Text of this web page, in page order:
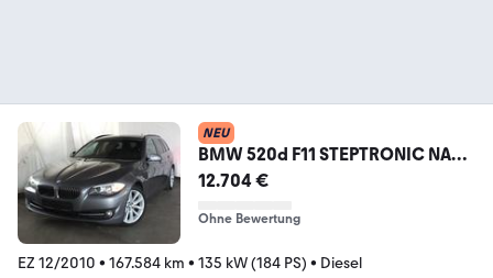
NEU
BMW 520d F11 STEPTRONIC NAVI
XENON PANORAMA LEDER
12.704 €
Ohne Bewertung
EZ 12/2010 • 167.584 km • 135 kW (184 PS) • Diesel